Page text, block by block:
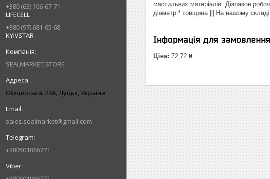
+380 (63) 106-67-71
LIFECELL
+380 (97) 681-65-68
KYIVSTAR
SEALMARKET.STORE
Офіцерська, 23А, Луцьк, Україна
sales.sealmarket@gmail.com
+380501066771
мастильних матеріалів. Діапазон
діаметр * товщина ||| На нашому складі
Інформація для замовлення
Ціна: 72,72 ₴